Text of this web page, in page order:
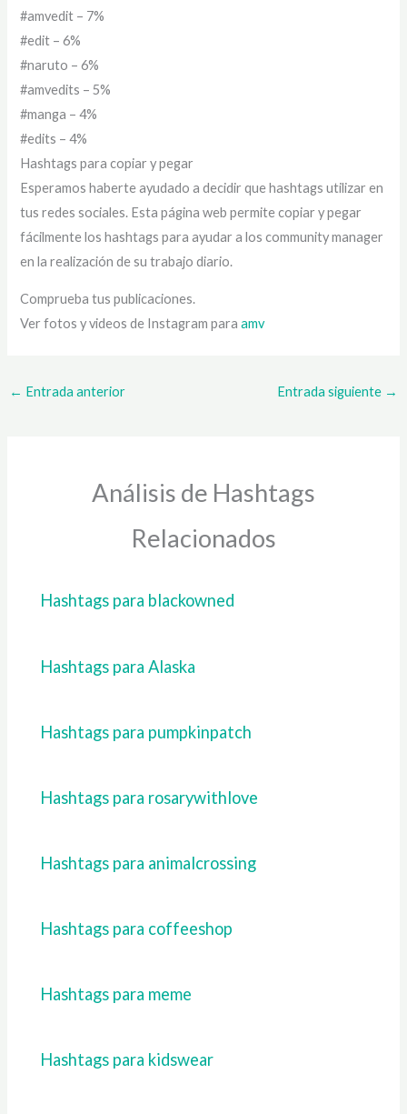
#amvedit – 7%
#edit – 6%
#naruto – 6%
#amvedits – 5%
#manga – 4%
#edits – 4%
Hashtags para copiar y pegar
Esperamos haberte ayudado a decidir que hashtags utilizar en
tus redes sociales. Esta página web permite copiar y pegar
fácilmente los hashtags para ayudar a los community manager
en la realización de su trabajo diario.
Comprueba tus publicaciones.
Ver fotos y videos de Instagram paraamv
← Entrada anterior Entrada siguiente →
Análisis de Hashtags
Relacionados
Hashtags para blackowned
Hashtags para Alaska
Hashtags para pumpkinpatch
Hashtags para rosarywithlove
Hashtags para animalcrossing
Hashtags para coffeeshop
Hashtags para meme
Hashtags para kidswear